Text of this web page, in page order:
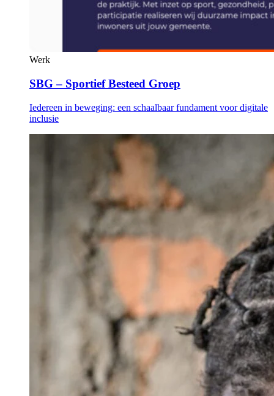
Werk
SBG – Sportief Besteed Groep
Iedereen in beweging: een schaalbaar fundament voor digitale
inclusie